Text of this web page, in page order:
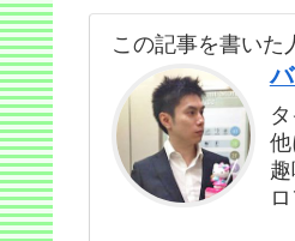
この記事を書いた
他
趣